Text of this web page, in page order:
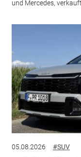
und Mercedes,
05.08.2026 #SUV